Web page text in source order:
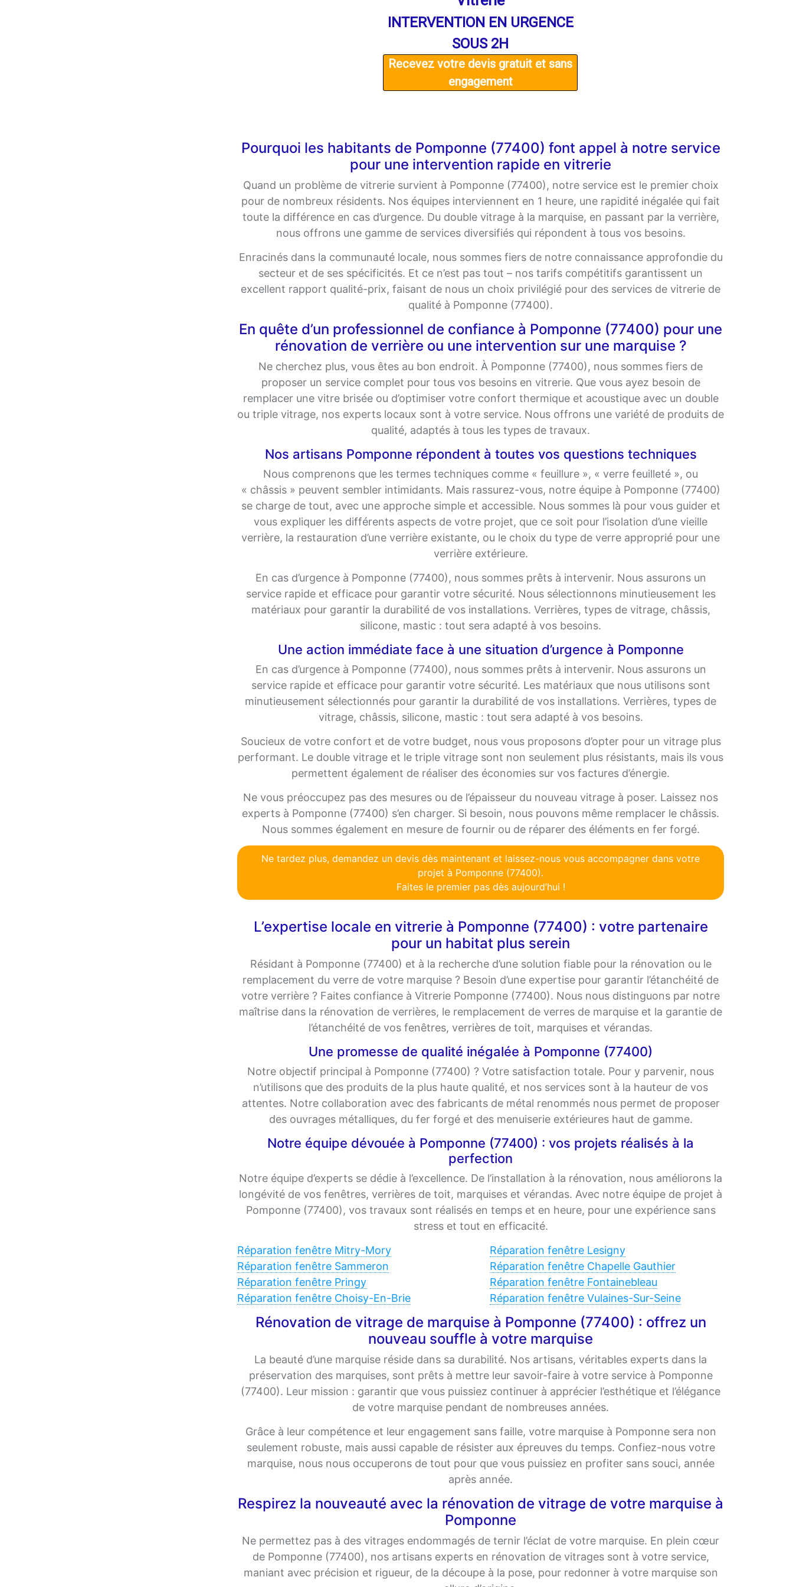
INTERVENTION EN URGENCE
SOUS 2H
Recevez votre devis gratuit et sans
engagement
Pourquoi les habitants de Pomponne (77400) font appel à notre service
pour une intervention rapide en vitrerie
Quand un problème de vitrerie survient à Pomponne (77400), notre service est le premier choix
pour de nombreux résidents. Nos équipes interviennent en 1 heure, une rapidité inégalée qui fait
toute la différence en cas d’urgence. Du double vitrage à la marquise, en passant par la verrière,
nous offrons une gamme de services diversifiés qui répondent à tous vos besoins.
Enracinés dans la communauté locale, nous sommes fiers de notre connaissance approfondie du
secteur et de ses spécificités. Et ce n’est pas tout – nos tarifs compétitifs garantissent un
excellent rapport qualité-prix, faisant de nous un choix privilégié pour des services de vitrerie de
qualité à Pomponne (77400).
En quête d’un professionnel de confiance à Pomponne (77400) pour une
rénovation de verrière ou une intervention sur une marquise ?
Ne cherchez plus, vous êtes au bon endroit. À Pomponne (77400), nous sommes fiers de
proposer un service complet pour tous vos besoins en vitrerie. Que vous ayez besoin de
remplacer une vitre brisée ou d’optimiser votre confort thermique et acoustique avec un double
ou triple vitrage, nos experts locaux sont à votre service. Nous offrons une variété de produits de
qualité, adaptés à tous les types de travaux.
Nos artisans Pomponne répondent à toutes vos questions techniques
Nous comprenons que les termes techniques comme « feuillure », « verre feuilleté », ou
« châssis » peuvent sembler intimidants. Mais rassurez-vous, notre équipe à Pomponne (77400)
se charge de tout, avec une approche simple et accessible. Nous sommes là pour vous guider et
vous expliquer les différents aspects de votre projet, que ce soit pour l’isolation d’une vieille
verrière, la restauration d’une verrière existante, ou le choix du type de verre approprié pour une
verrière extérieure.
En cas d’urgence à Pomponne (77400), nous sommes prêts à intervenir. Nous assurons un
service rapide et efficace pour garantir votre sécurité. Nous sélectionnons minutieusement les
matériaux pour garantir la durabilité de vos installations. Verrières, types de vitrage, châssis,
silicone, mastic : tout sera adapté à vos besoins.
Une action immédiate face à une situation d’urgence à Pomponne
En cas d’urgence à Pomponne (77400), nous sommes prêts à intervenir. Nous assurons un
service rapide et efficace pour garantir votre sécurité. Les matériaux que nous utilisons sont
minutieusement sélectionnés pour garantir la durabilité de vos installations. Verrières, types de
vitrage, châssis, silicone, mastic : tout sera adapté à vos besoins.
Soucieux de votre confort et de votre budget, nous vous proposons d’opter pour un vitrage plus
performant. Le double vitrage et le triple vitrage sont non seulement plus résistants, mais ils vous
permettent également de réaliser des économies sur vos factures d’énergie.
Ne vous préoccupez pas des mesures ou de l’épaisseur du nouveau vitrage à poser. Laissez nos
experts à Pomponne (77400) s’en charger. Si besoin, nous pouvons même remplacer le châssis.
Nous sommes également en mesure de fournir ou de réparer des éléments en fer forgé.
Ne tardez plus, demandez un devis dès maintenant et laissez-nous vous accompagner dans votre
projet à Pomponne (77400).
Faites le premier pas dès aujourd’hui !
L’expertise locale en vitrerie à Pomponne (77400) : votre partenaire
pour un habitat plus serein
Résidant à Pomponne (77400) et à la recherche d’une solution fiable pour la rénovation ou le
remplacement du verre de votre marquise ? Besoin d’une expertise pour garantir l’étanchéité de
votre verrière ? Faites confiance à Vitrerie Pomponne (77400). Nous nous distinguons par notre
maîtrise dans la rénovation de verrières, le remplacement de verres de marquise et la garantie de
l’étanchéité de vos fenêtres, verrières de toit, marquises et vérandas.
Une promesse de qualité inégalée à Pomponne (77400)
Notre objectif principal à Pomponne (77400) ? Votre satisfaction totale. Pour y parvenir, nous
n’utilisons que des produits de la plus haute qualité, et nos services sont à la hauteur de vos
attentes. Notre collaboration avec des fabricants de métal renommés nous permet de proposer
des ouvrages métalliques, du fer forgé et des menuiserie extérieures haut de gamme.
Notre équipe dévouée à Pomponne (77400) : vos projets réalisés à la
perfection
Notre équipe d’experts se dédie à l’excellence. De l’installation à la rénovation, nous améliorons la
longévité de vos fenêtres, verrières de toit, marquises et vérandas. Avec notre équipe de projet à
Pomponne (77400), vos travaux sont réalisés en temps et en heure, pour une expérience sans
stress et tout en efficacité.
Réparation fenêtre Mitry-Mory
Réparation fenêtre Lesigny
Réparation fenêtre Sammeron
Réparation fenêtre Chapelle Gauthier
Réparation fenêtre Pringy
Réparation fenêtre Fontainebleau
Réparation fenêtre Choisy-En-Brie
Réparation fenêtre Vulaines-Sur-Seine
Rénovation de vitrage de marquise à Pomponne (77400) : offrez un
nouveau souffle à votre marquise
La beauté d’une marquise réside dans sa durabilité. Nos artisans, véritables experts dans la
préservation des marquises, sont prêts à mettre leur savoir-faire à votre service à Pomponne
(77400). Leur mission : garantir que vous puissiez continuer à apprécier l’esthétique et l’élégance
de votre marquise pendant de nombreuses années.
Grâce à leur compétence et leur engagement sans faille, votre marquise à Pomponne sera non
seulement robuste, mais aussi capable de résister aux épreuves du temps. Confiez-nous votre
marquise, nous nous occuperons de tout pour que vous puissiez en profiter sans souci, année
après année.
Respirez la nouveauté avec la rénovation de vitrage de votre marquise à
Pomponne
Ne permettez pas à des vitrages endommagés de ternir l’éclat de votre marquise. En plein cœur
de Pomponne (77400), nos artisans experts en rénovation de vitrages sont à votre service,
maniant avec précision et rigueur, de la découpe à la pose, pour redonner à votre marquise son